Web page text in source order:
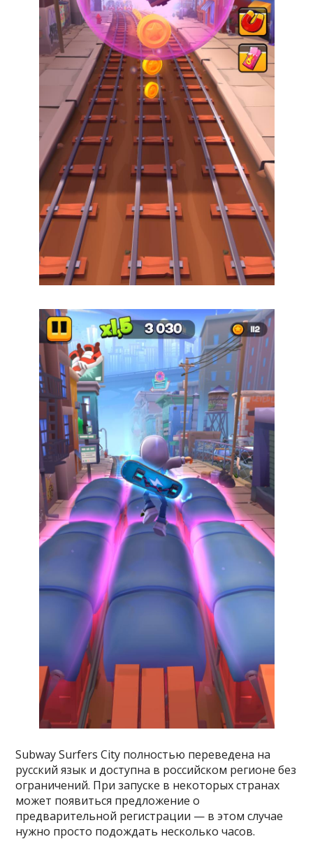
Subway Surfers City полностью переведена на
русский язык и доступна в российском регионе без
ограничений. При запуске в некоторых странах
может появиться предложение о
предварительной регистрации — в этом случае
нужно просто подождать несколько часов.